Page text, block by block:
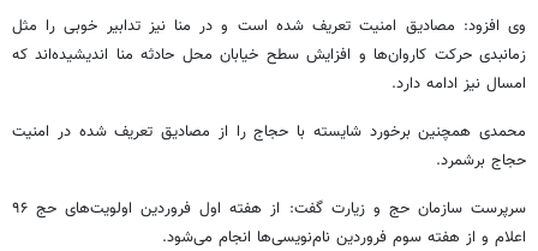
وی افزود: مصادیق امنیت تعریف شده است و در منا نیز تدابیر خوبی را مثل
زمانبدی حرکت کاروان‌ها و افزایش سطح خیابان محل حادثه منا اندیشیده‌اند که
امسال نیز ادامه دارد.
محمدی همچنین برخورد شایسته با حجاج را از مصادیق تعریف شده در امنیت
حجاج برشمرد.
سرپرست سازمان حج و زیارت گفت: از هفته اول فروردین اولویت‌های حج ۹۶
اعلام و از هفته سوم فروردین نام‌نویسی‌ها انجام می‌شود.